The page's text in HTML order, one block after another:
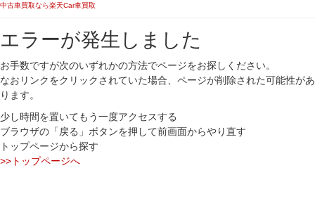
中古車買取なら楽天Car車買取
エラーが発生しました
お手数ですが次のいずれかの方法でページをお探しください。
なおリンクをクリックされていた場合、ページが削除された可能性があ
ります。
少し時間を置いてもう一度アクセスする
ブラウザの「戻る」ボタンを押して前画面からやり直す
トップページから探す
>>トップページへ